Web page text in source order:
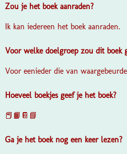
Zou je het boek aanraden?
Ik kan iedereen het boek aanraden.
Voor welke doelgroep zou dit boek
Voor eenieder die van
Hoeveel boekjes geef je het boek?
📕📙📔📘
Ga je het boek nog een keer lezen?